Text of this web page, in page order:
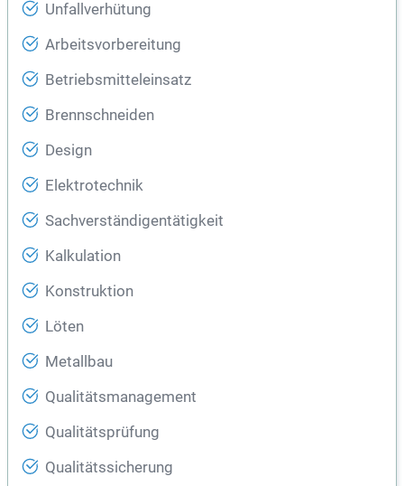
Unfallverhütung
Arbeitsvorbereitung
Betriebsmitteleinsatz
Brennschneiden
Design
Elektrotechnik
Sachverständigentätigkeit
Kalkulation
Konstruktion
Löten
Metallbau
Qualitätsmanagement
Qualitätsprüfung
Qualitätssicherung